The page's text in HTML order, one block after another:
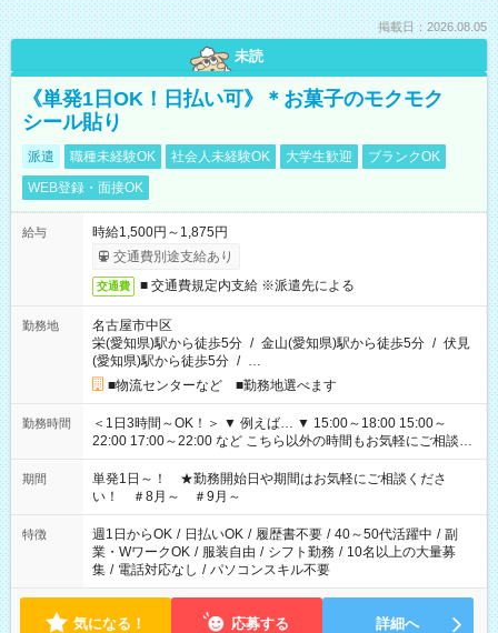
掲載日：2026.08.05
未読
《単発1日OK！日払い可》＊お菓子のモクモク
シール貼り
派遣 職種未経験OK 社会人未経験OK 大学生歓迎
ブランクOK
WEB登録・面接OK
給与
時給1,500円～1,875円
交通費別途支給あり
交通費 ■ 交通費規定内支給 ※派遣先による
勤務地
名古屋市中区
栄(愛知県)駅から徒歩5分 / 金山(愛知県)駅から徒歩5分 / 伏見
(愛知県)駅から徒歩5分 / …
■物流センターなど ■勤務地選べます
勤務時間
＜1日3時間～OK！＞ ▼ 例えば… ▼ 15:00～18:00 15:00～
22:00 17:00～22:00 など こちら以外の時間もお気軽にご相談く
ださい！
期間
単発1日～！ ★勤務開始日や期間はお気軽にご相談くださ
い！ ＃8月～ ＃9月～
特徴 週1日からOK / 日払いOK / 履歴書不要 / 40～50代活躍中 / 副
業・WワークOK / 服装自由 / シフト勤務 / 10名以上の大量募
集 / 電話対応なし / パソコンスキル不要
気になる！ 応募する 詳細へ